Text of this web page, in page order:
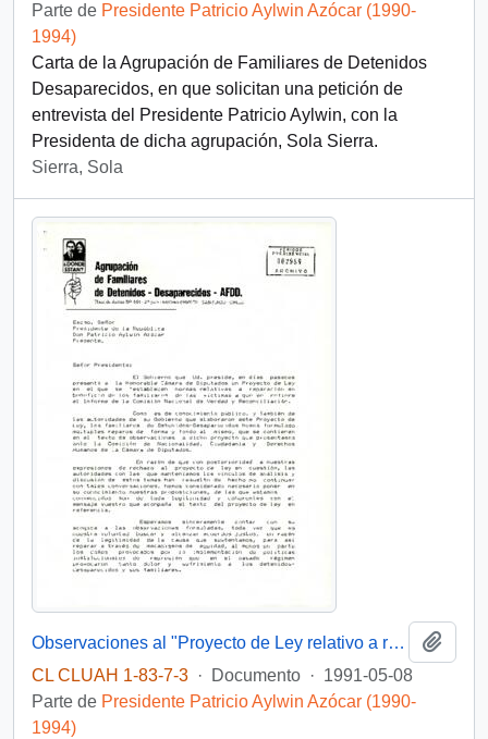
Parte de Presidente Patricio Aylwin Azócar (1990-
1994)
Carta de la Agrupación de Familiares de Detenidos
Desaparecidos, en que solicitan una petición de
entrevista del Presidente Patricio Aylwin, con la
Presidenta de dicha agrupación, Sola Sierra.
Sierra, Sola
Observaciones al "Proyecto de Ley relativo a reparaciones de los familiares de las victimas a que se refiere el informe de la Comisión Nacional de Verdad y Reconciliación"
CL CLUAH 1-83-7-3 · Documento · 1991-05-08
Parte de Presidente Patricio Aylwin Azócar (1990-
1994)